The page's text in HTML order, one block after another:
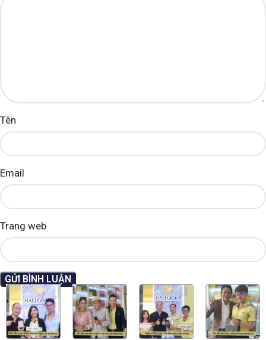
Tên
Email
Trang web